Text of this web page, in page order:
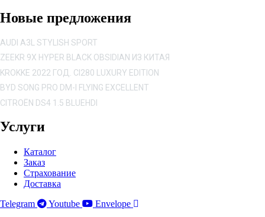
Новые предложения
AUDI A3L STYLISH SPORT
ZEEKR 9X HYPER BLACK OBSIDIAN ИЗ КИТАЯ
KROKKE 2022 ГОД. CI280 LUXURY EDITION
BYD SONG PRO DM-I FLYING EXCELLENT
CITROËN DS4 1.5 BLUEHDI
Услуги
Каталог
Заказ
Страхование
Доставка
Telegram
Youtube Envelope